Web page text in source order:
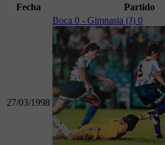
Fecha Partido
27/03/1998
Boca 0 - Gimnasia (J) 0